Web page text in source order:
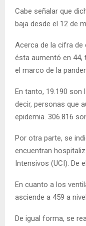
Cabe señalar que
baja desde el 12 de
Acerca de la cifra de
ésta aumentó en 44,
el marco de la
En tanto, 19.190
decir, personas que
epidemia. 306.816
Por otra parte, se
encuentran
Intensivos (UCI). De
En cuanto a los
asciende a 459 a
De igual forma, se